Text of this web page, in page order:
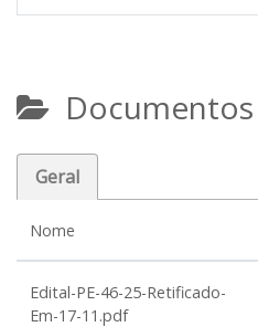
Documentos
Geral
Nome
Edital-PE-46-25-Retificado-
Em-17-11.pdf